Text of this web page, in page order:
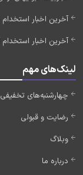
آخرین اخبار استخدام
آخرین اخبار استخدام آموزش
لینک‌های مهم
چهارشنبه‌های تخفیفی
رضایت و قبولی
وبلاگ
درباره ما